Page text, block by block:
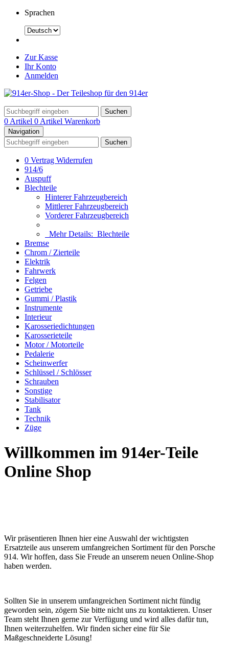
Sprachen
Zur Kasse
Ihr Konto
Anmelden
Suchen
0 Artikel 0 Artikel Warenkorb
Navigation
Suchen
0 Vertrag Widerrufen
914/6
Auspuff
Blechteile
Hinterer Fahrzeugbereich
Mittlerer Fahrzeugbereich
Vorderer Fahrzeugbereich
Mehr Details: Blechteile
Bremse
Chrom / Zierteile
Elektrik
Fahrwerk
Felgen
Getriebe
Gummi / Plastik
Instrumente
Interieur
Karosseriedichtungen
Karosserieteile
Motor / Motorteile
Pedalerie
Scheinwerfer
Schlüssel / Schlösser
Schrauben
Sonstige
Stabilisator
Tank
Technik
Züge
Willkommen im 914er-Teile
Online Shop
Wir präsentieren Ihnen hier eine Auswahl der wichtigsten
Ersatzteile aus unserem umfangreichen Sortiment für den Porsche
914. Wir hoffen, dass Sie Freude an unserem neuen Online-Shop
haben werden.
Sollten Sie in unserem umfangreichen Sortiment nicht fündig
geworden sein, zögern Sie bitte nicht uns zu kontaktieren. Unser
Team steht Ihnen gerne zur Verfügung und wird alles dafür tun,
Ihnen weiterzuhelfen. Wir finden sicher eine für Sie
Maßgeschneiderte Lösung!